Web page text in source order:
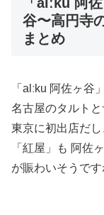
谷〜高円寺
まとめ
「alːku 阿佐ヶ谷
名古屋のタルト
東京に初出店だ
「紅屋」も 阿佐
が賑わいそうです